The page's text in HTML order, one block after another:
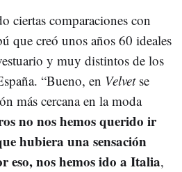
ciertas comparaciones con
que creó unos años 60 ideales
y muy distintos de los
“Bueno, en Velvetse
más cercana en la moda
no nos hemos querido ir
hubiera una sensación
eso, nos hemos ido a Italia,